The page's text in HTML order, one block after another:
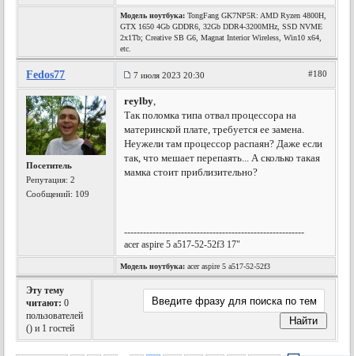
Модель ноутбука: TongFang GK7NP5R: AMD Ryzen 4800H,
GTX 1650 4Gb GDDR6, 32Gb DDR4-3200MHz, SSD NVME
2x1Tb; Creative SB G6, Magnat Interior Wireless, Win10 x64,
etc.
Fedos77 7 июля 2023 20:30 #180
Посетитель
Репутация:2
Сообщений: 109
reylby,
Так поломка типа отвал процессора на
материнской плате, требуется ее замена.
Неужели там процессор распаян? Даже если
так, что мешает перепаять... А сколько такая
мамка стоит приблизительно?
---------------------------------------------------------
acer aspire 5 a517-52-52f3 17"
Модель ноутбука: acer aspire 5 a517-52-52f3
Эту тему
читают: 0
пользователей
() и 1 гостей